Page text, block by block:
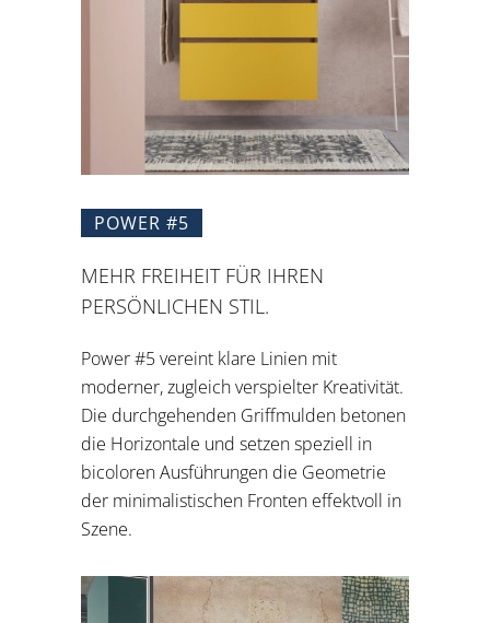
POWER #5
MEHR FREIHEIT FÜR IHREN
PERSÖNLICHEN STIL.
Power #5 vereint klare Linien mit
moderner, zugleich verspielter Kreativität.
Die durchgehenden Griffmulden betonen
die Horizontale und setzen speziell in
bicoloren Ausführungen die Geometrie
der minimalistischen Fronten effektvoll in
Szene.